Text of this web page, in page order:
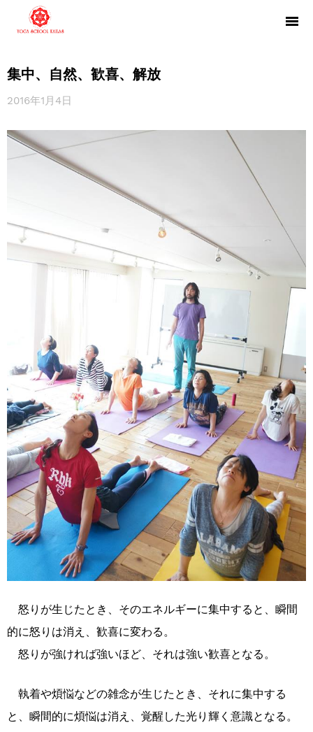
集中、自然、歓喜、解放
2016年1月4日
怒りが生じたとき、そのエネルギーに集中すると、瞬間
的に怒りは消え、歓喜に変わる。
怒りが強ければ強いほど、それは強い歓喜となる。
執着や煩悩などの雑念が生じたとき、それに集中する
と、瞬間的に煩悩は消え、覚醒した光り輝く意識となる。